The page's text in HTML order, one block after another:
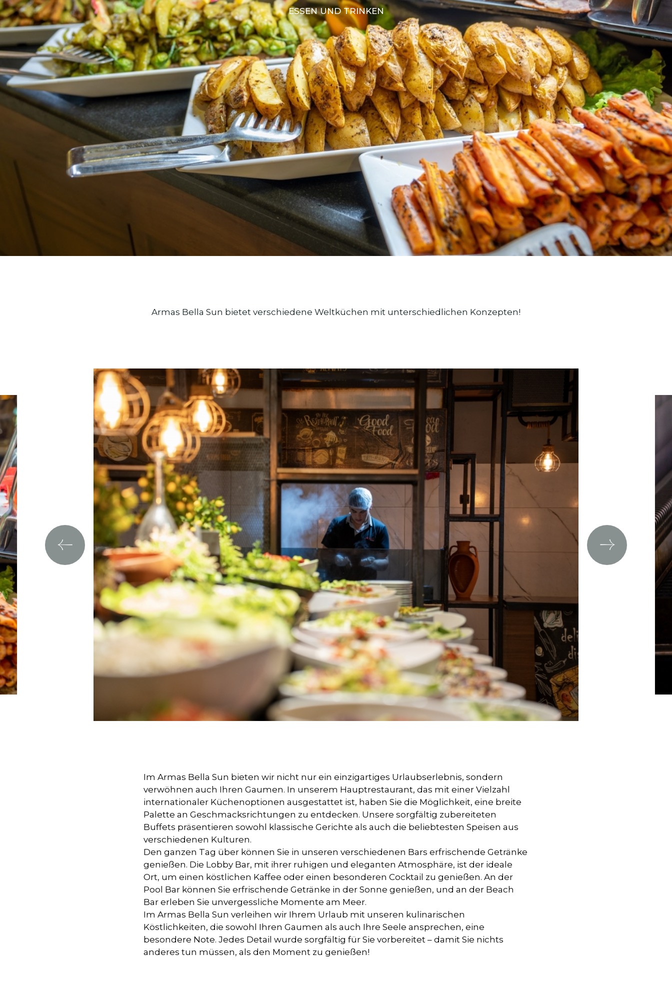
Pool und Strand
Unterhaltung
und Erlebnisse
Blog
Kontakt
Armas Bella Sun
Standort
Side Mahallesi, Selimiye Mahalesi Bingesik Mevkii, 07330
Side/Manavgat/Antalya
ESSEN UND TRINKEN
Armas Bella Sun bietet verschiedene Weltküchen mit unterschiedlichen Konzepten!
Im Armas Bella Sun bieten wir nicht nur ein einzigartiges Urlaubserlebnis, sondern
verwöhnen auch Ihren Gaumen. In unserem Hauptrestaurant, das mit einer Vielzahl
internationaler Küchenoptionen ausgestattet ist, haben Sie die Möglichkeit, eine breite
Palette an Geschmacksrichtungen zu entdecken. Unsere sorgfältig zubereiteten
Buffets präsentieren sowohl klassische Gerichte als auch die beliebtesten Speisen aus
verschiedenen Kulturen.
Den ganzen Tag über können Sie in unseren verschiedenen Bars erfrischende Getränke
genießen. Die Lobby Bar, mit ihrer ruhigen und eleganten Atmosphäre, ist der ideale
Ort, um einen köstlichen Kaffee oder einen besonderen Cocktail zu genießen. An der
Pool Bar können Sie erfrischende Getränke in der Sonne genießen, und an der Beach
Bar erleben Sie unvergessliche Momente am Meer.
Im Armas Bella Sun verleihen wir Ihrem Urlaub mit unseren kulinarischen
Köstlichkeiten, die sowohl Ihren Gaumen als auch Ihre Seele ansprechen, eine
besondere Note. Jedes Detail wurde sorgfältig für Sie vorbereitet – damit Sie nichts
anderes tun müssen, als den Moment zu genießen!